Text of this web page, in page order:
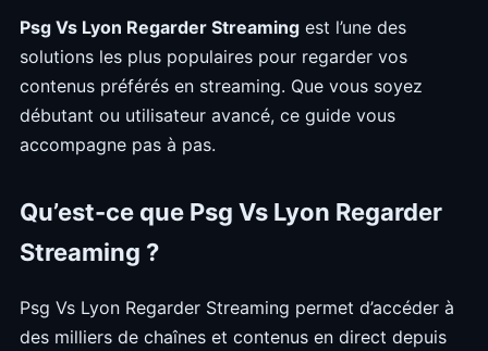
Psg Vs Lyon Regarder Streaming est l’une des
solutions les plus populaires pour regarder vos
contenus préférés en streaming. Que vous soyez
débutant ou utilisateur avancé, ce guide vous
accompagne pas à pas.
Qu’est-ce que Psg Vs Lyon Regarder
Streaming ?
Psg Vs Lyon Regarder Streaming permet d’accéder à
des milliers de chaînes et contenus en direct depuis